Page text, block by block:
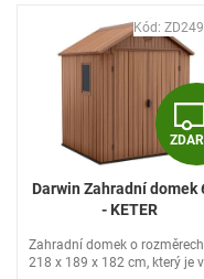
Darwin Zahradní domek
- KETER
Zahradní domek o rozměrech
218 x 189 x 182 cm, který je
Kód: